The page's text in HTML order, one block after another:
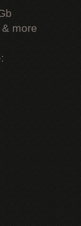
more